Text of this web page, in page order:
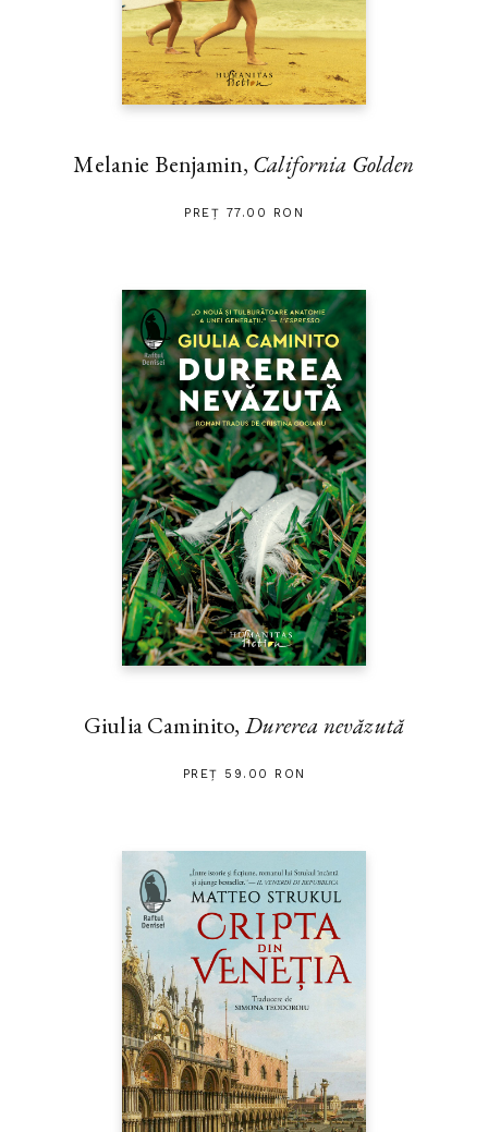
Melanie Benjamin, California Golden
PREȚ 77.00 RON
Giulia Caminito, Durerea nevăzută
PREȚ 59.00 RON